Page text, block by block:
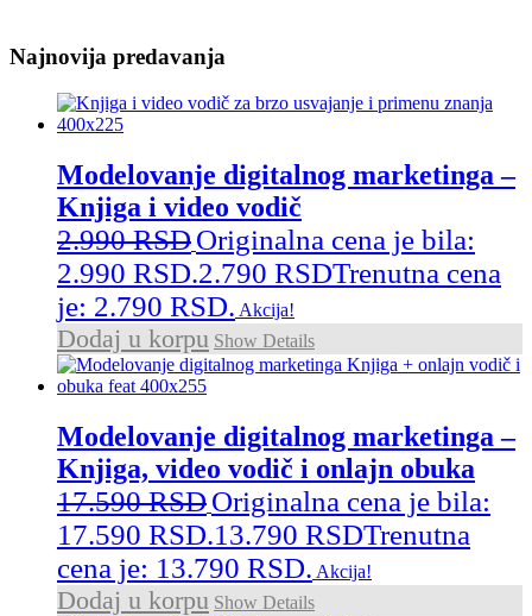
Najnovija predavanja
Modelovanje digitalnog marketinga –
Knjiga i video vodič
2.990RSDOriginalna cena je bila:
2.990 RSD.2.790 RSDTrenutna cena
je: 2.790 RSD. Akcija!
Dodaj u korpu Show Details
Modelovanje digitalnog marketinga –
Knjiga, video vodič i onlajn obuka
17.590RSDOriginalna cena je bila:
17.590 RSD.13.790 RSDTrenutna
cena je: 13.790 RSD. Akcija!
Dodaj u korpu Show Details